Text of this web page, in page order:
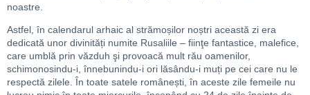
noastre.
Astfel, în calendarul arhaic al strămoșilor noștri această zi era
dedicată unor divinități numite Rusaliile – fiinţe fantastice, malefice,
care umblă prin văzduh şi provoacă mult rău oamenilor,
schimonosindu-i, înnebunindu-i ori lăsându-i muți pe cei care nu le
respectă zilele. În toate satele românești, în aceste zile femeile nu